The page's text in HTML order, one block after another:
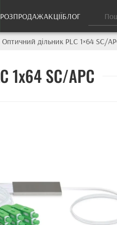
РОЗПРОДАЖАКЦІЇБЛОГ
Оптичний дільник PLC 1×64 SC/
1x64 SC/APC